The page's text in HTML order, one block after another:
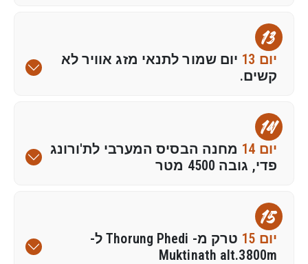
13
יום 13
יום שמור לתנאי מזג אוויר לא
קשים.
14
יום 14
מחנה הבסיס המערבי לת'ורונג
פדי, גובה 4500 מטר
15
יום 15
טרק מ- Thorung Phedi ל-
Muktinath alt.3800m